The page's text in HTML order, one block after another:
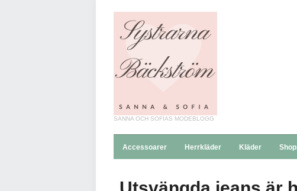
SANNA OCH SOFIAS MODEBLOGG
Accessoarer Herrkläder Kläder